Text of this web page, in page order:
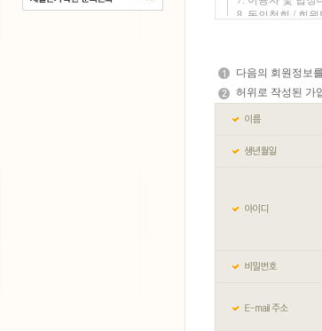
다음의 회원정보
허위로 작성된 가